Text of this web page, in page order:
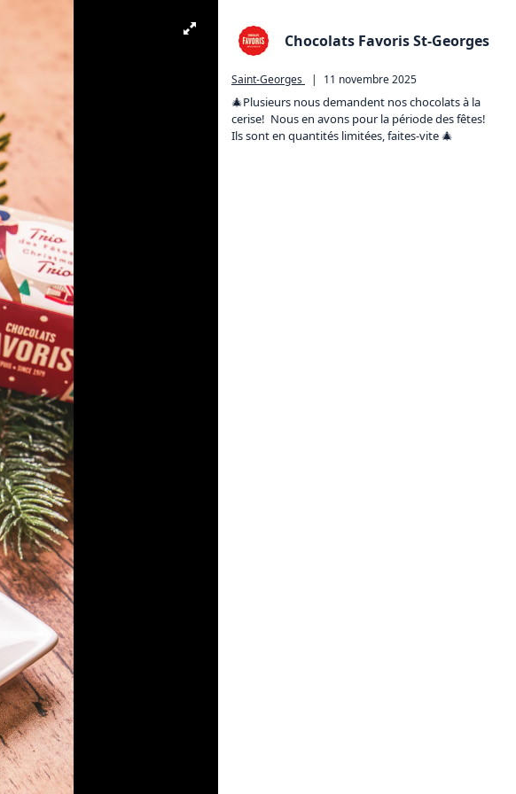
Chocolats Favoris St-Georges
Saint-Georges | 11 novembre 2025
🎄Plusieurs nous demandent nos chocolats à la
cerise!  Nous en avons pour la période des fêtes!
Ils sont en quantités limitées, faites-vite 🎄